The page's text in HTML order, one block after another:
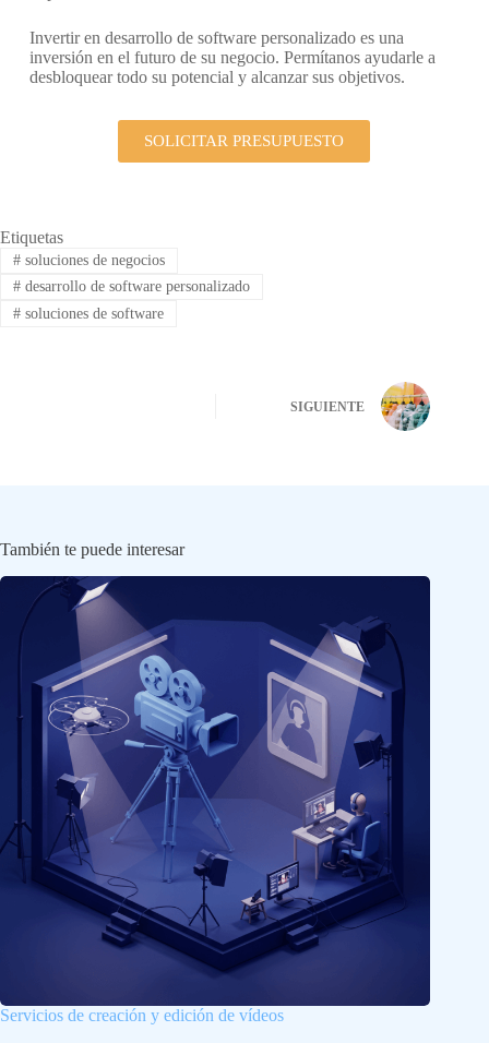
Invertir en desarrollo de software personalizado es una
inversión en el futuro de su negocio. Permítanos ayudarle a
desbloquear todo su potencial y alcanzar sus objetivos.
SOLICITAR PRESUPUESTO
Etiquetas
#soluciones de negocios
#desarrollo de software personalizado
#soluciones de software
SIGUIENTE
También te puede interesar
Servicios de creación y edición de vídeos